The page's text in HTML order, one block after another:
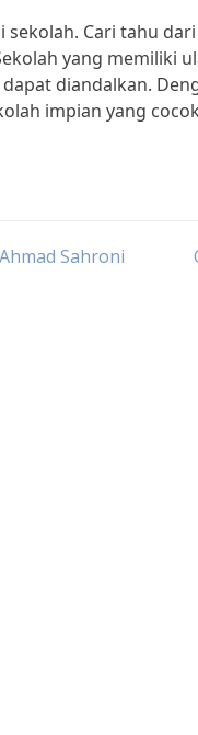
Cari tahu
yang memiliki
diandalkan.
impian yang
Sahroni